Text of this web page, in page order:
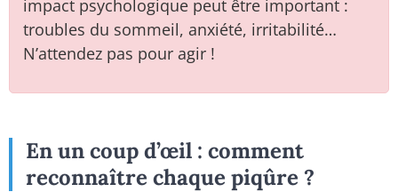
impact psychologique peut être important :
troubles du sommeil, anxiété, irritabilité…
N’attendez pas pour agir !
En un coup d’œil : comment
reconnaître chaque piqûre ?